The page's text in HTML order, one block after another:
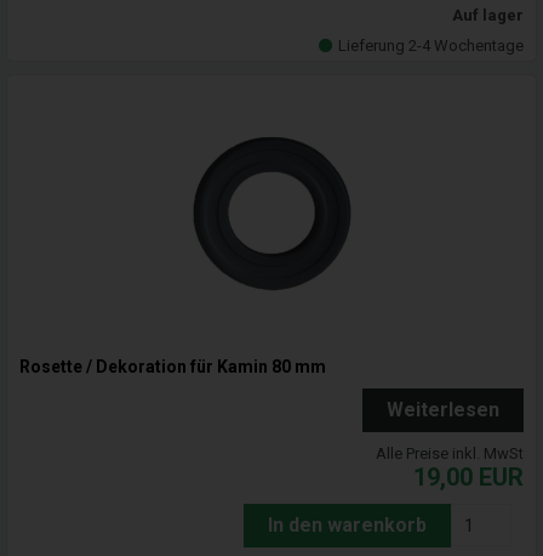
Auf lager
Lieferung 2-4 Wochentage
Rosette / Dekoration für Kamin 80 mm
Weiterlesen
Alle Preise inkl. MwSt
19,00 EUR
In den warenkorb